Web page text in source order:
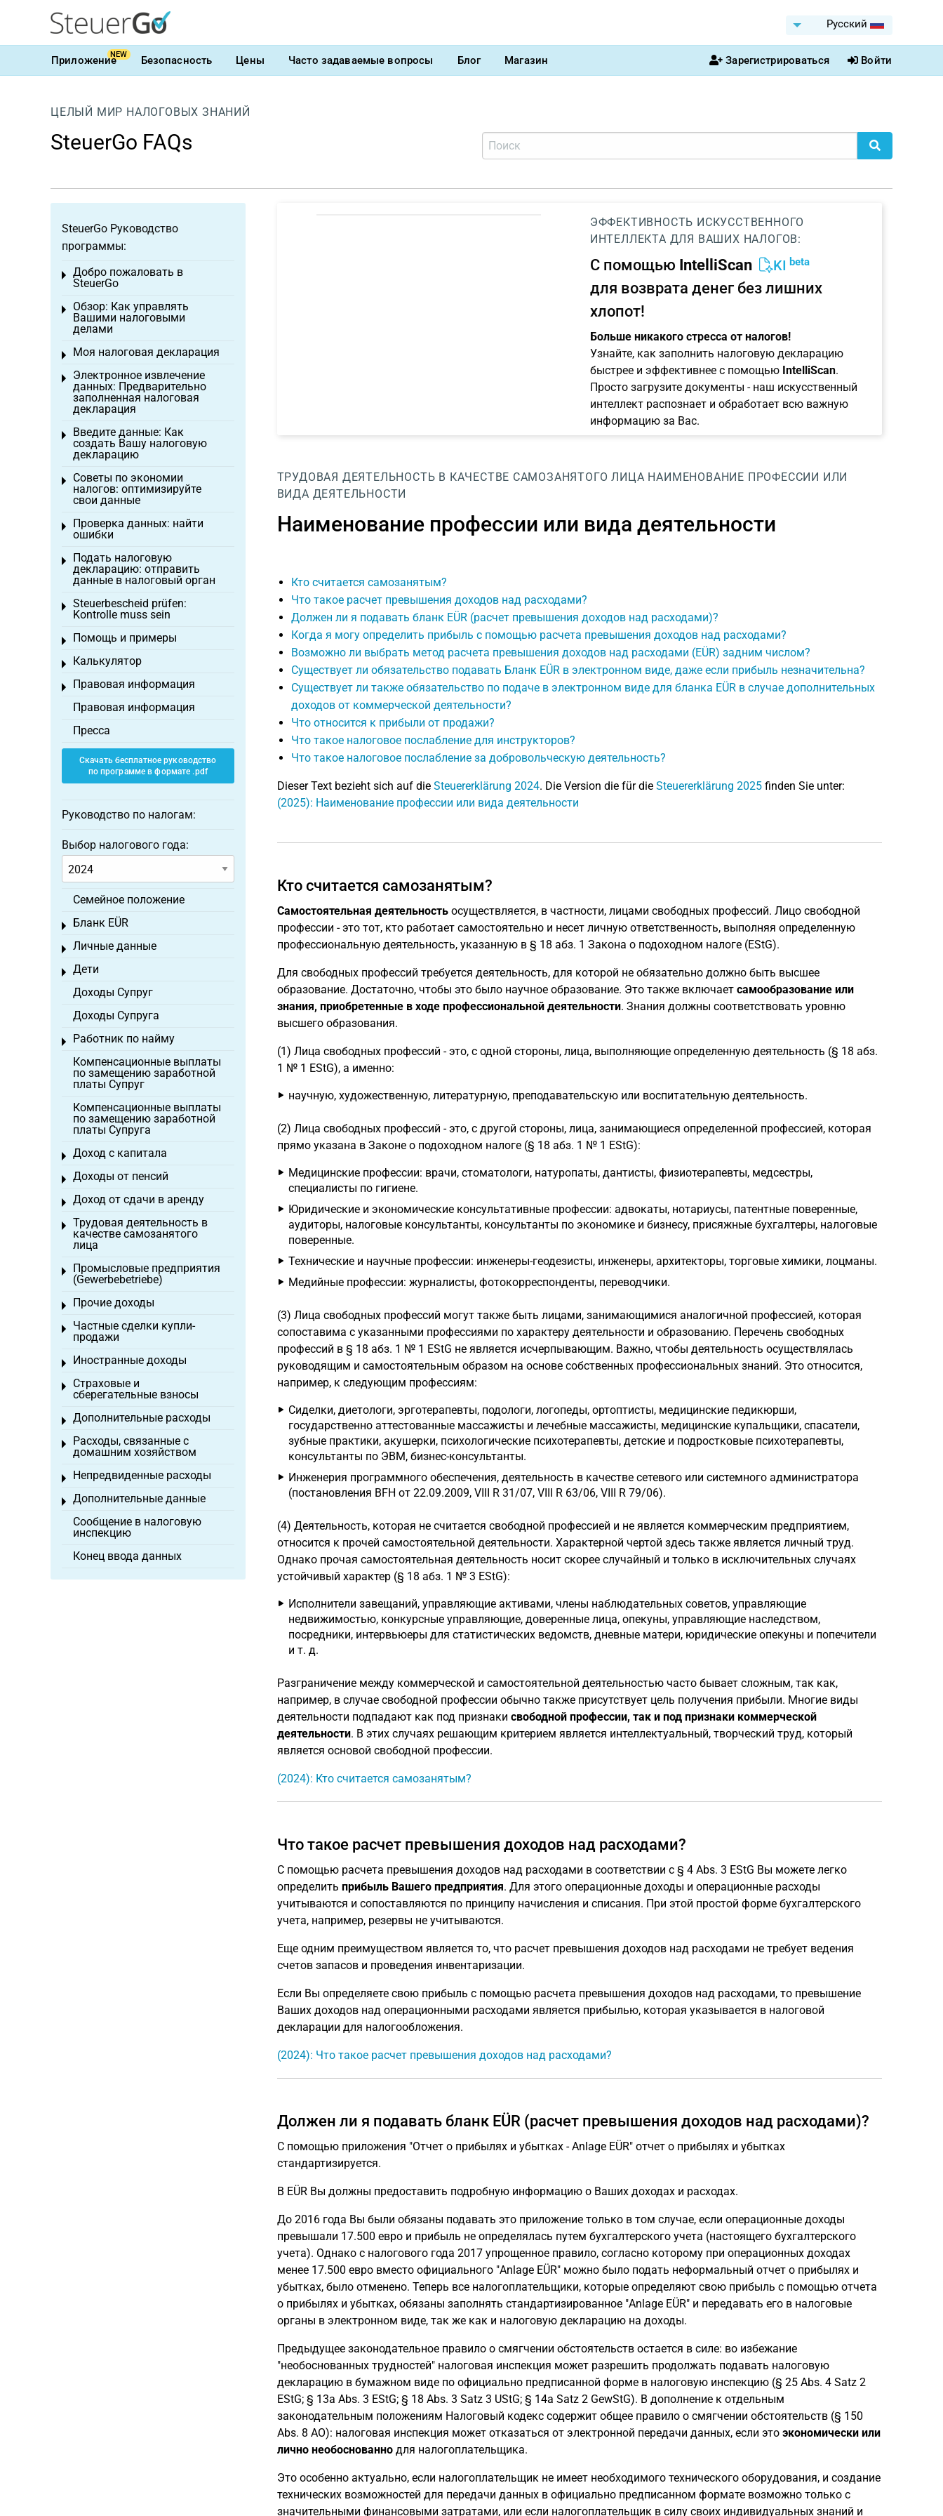
Pусский
ПриложениеNEW Безопасность Цены Часто задаваемые вопросы Блог Магазин Зарегистрироваться Войти
ЦЕЛЫЙ МИР НАЛОГОВЫХ ЗНАНИЙ
SteuerGo FAQs
ЭФФЕКТИВНОСТЬ ИСКУССТВЕННОГО
ИНТЕЛЛЕКТА ДЛЯ ВАШИХ НАЛОГОВ:
С помощью IntelliScan KI beta
для возврата денег без лишних
хлопот!
Больше никакого стресса от налогов!
Узнайте, как заполнить налоговую декларацию
быстрее и эффективнее с помощью IntelliScan.
Просто загрузите документы - наш искусственный
интеллект распознает и обработает всю важную
информацию за Вас.
ТРУДОВАЯ ДЕЯТЕЛЬНОСТЬ В КАЧЕСТВЕ САМОЗАНЯТОГО ЛИЦА НАИМЕНОВАНИЕ ПРОФЕССИИ ИЛИ
ВИДА ДЕЯТЕЛЬНОСТИ
Наименование профессии или вида деятельности
Кто считается самозанятым?
Что такое расчет превышения доходов над расходами?
Должен ли я подавать бланк EÜR (расчет превышения доходов над расходами)?
Когда я могу определить прибыль с помощью расчета превышения доходов над расходами?
Возможно ли выбрать метод расчета превышения доходов над расходами (EÜR) задним числом?
Существует ли обязательство подавать Бланк EÜR в электронном виде, даже если прибыль незначительна?
Существует ли также обязательство по подаче в электронном виде для бланка EÜR в случае дополнительных
доходов от коммерческой деятельности?
Что относится к прибыли от продажи?
Что такое налоговое послабление для инструкторов?
Что такое налоговое послабление за добровольческую деятельность?
Dieser Text bezieht sich auf die Steuererklärung 2024. Die Version die für die Steuererklärung 2025finden Sie unter:
(2025): Наименование профессии или вида деятельности
Кто считается самозанятым?
Самостоятельная деятельностьосуществляется, в частности, лицами свободных профессий. Лицо свободной
профессии - это тот, кто работает самостоятельно и несет личную ответственность, выполняя определенную
профессиональную деятельность, указанную в § 18 абз. 1 Закона о подоходном налоге (EStG).
Для свободных профессий требуется деятельность, для которой не обязательно должно быть высшее
образование. Достаточно, чтобы это было научное образование. Это также включает самообразование или
знания, приобретенные в ходе профессиональной деятельности. Знания должны соответствовать уровню
высшего образования.
(1) Лица свободных профессий - это, с одной стороны, лица, выполняющие определенную деятельность (§ 18 абз.
1 № 1 EStG), а именно:
научную, художественную, литературную, преподавательскую или воспитательную деятельность.
(2) Лица свободных профессий - это, с другой стороны, лица, занимающиеся определенной профессией, которая
прямо указана в Законе о подоходном налоге (§ 18 абз. 1 № 1 EStG):
Медицинские профессии: врачи, стоматологи, натуропаты, дантисты, физиотерапевты, медсестры,
специалисты по гигиене.
Юридические и экономические консультативные профессии: адвокаты, нотариусы, патентные поверенные,
аудиторы, налоговые консультанты, консультанты по экономике и бизнесу, присяжные бухгалтеры, налоговые
поверенные.
Технические и научные профессии: инженеры-геодезисты, инженеры, архитекторы, торговые химики, лоцманы.
Медийные профессии: журналисты, фотокорреспонденты, переводчики.
(3) Лица свободных профессий могут также быть лицами, занимающимися аналогичной профессией, которая
сопоставима с указанными профессиями по характеру деятельности и образованию. Перечень свободных
профессий в § 18 абз. 1 № 1 EStG не является исчерпывающим. Важно, чтобы деятельность осуществлялась
руководящим и самостоятельным образом на основе собственных профессиональных знаний. Это относится,
например, к следующим профессиям:
Сиделки, диетологи, эрготерапевты, подологи, логопеды, ортоптисты, медицинские педикюрши,
государственно аттестованные массажисты и лечебные массажисты, медицинские купальщики, спасатели,
зубные практики, акушерки, психологические психотерапевты, детские и подростковые психотерапевты,
консультанты по ЭВМ, бизнес-консультанты.
Инженерия программного обеспечения, деятельность в качестве сетевого или системного администратора
(постановления BFH от 22.09.2009, VIII R 31/07, VIII R 63/06, VIII R 79/06).
(4) Деятельность, которая не считается свободной профессией и не является коммерческим предприятием,
относится к прочей самостоятельной деятельности. Характерной чертой здесь также является личный труд.
Однако прочая самостоятельная деятельность носит скорее случайный и только в исключительных случаях
устойчивый характер (§ 18 абз. 1 № 3 EStG):
Исполнители завещаний, управляющие активами, члены наблюдательных советов, управляющие
недвижимостью, конкурсные управляющие, доверенные лица, опекуны, управляющие наследством,
посредники, интервьюеры для статистических ведомств, дневные матери, юридические опекуны и попечители
и т. д.
Разграничение между коммерческой и самостоятельной деятельностью часто бывает сложным, так как,
например, в случае свободной профессии обычно также присутствует цель получения прибыли. Многие виды
деятельности подпадают как под признаки свободной профессии, так и под признаки коммерческой
деятельности. В этих случаях решающим критерием является интеллектуальный, творческий труд, который
является основой свободной профессии.
(2024): Кто считается самозанятым?
Что такое расчет превышения доходов над расходами?
С помощью расчета превышения доходов над расходами в соответствии с § 4 Abs. 3 EStG Вы можете легко
определить прибыль Вашего предприятия. Для этого операционные доходы и операционные расходы
учитываются и сопоставляются по принципу начисления и списания. При этой простой форме бухгалтерского
учета, например, резервы не учитываются.
Еще одним преимуществом является то, что расчет превышения доходов над расходами не требует ведения
счетов запасов и проведения инвентаризации.
Если Вы определяете свою прибыль с помощью расчета превышения доходов над расходами, то превышение
Ваших доходов над операционными расходами является прибылью, которая указывается в налоговой
декларации для налогообложения.
(2024): Что такое расчет превышения доходов над расходами?
Должен ли я подавать бланк EÜR (расчет превышения доходов над расходами)?
С помощью приложения "Отчет о прибылях и убытках - Anlage EÜR" отчет о прибылях и убытках
стандартизируется.
В EÜR Вы должны предоставить подробную информацию о Ваших доходах и расходах.
До 2016 года Вы были обязаны подавать это приложение только в том случае, если операционные доходы
превышали 17.500 евро и прибыль не определялась путем бухгалтерского учета (настоящего бухгалтерского
учета). Однако с налогового года 2017 упрощенное правило, согласно которому при операционных доходах
менее 17.500 евро вместо официального "Anlage EÜR" можно было подать неформальный отчет о прибылях и
убытках, было отменено. Теперь все налогоплательщики, которые определяют свою прибыль с помощью отчета
о прибылях и убытках, обязаны заполнять стандартизированное "Anlage EÜR" и передавать его в налоговые
органы в электронном виде, так же как и налоговую декларацию на доходы.
Предыдущее законодательное правило о смягчении обстоятельств остается в силе: во избежание
"необоснованных трудностей" налоговая инспекция может разрешить продолжать подавать налоговую
декларацию в бумажном виде по официально предписанной форме в налоговую инспекцию (§ 25 Abs. 4 Satz 2
EStG; § 13a Abs. 3 EStG; § 18 Abs. 3 Satz 3 UStG; § 14a Satz 2 GewStG). В дополнение к отдельным
законодательным положениям Налоговый кодекс содержит общее правило о смягчении обстоятельств (§ 150
Abs. 8 AO): налоговая инспекция может отказаться от электронной передачи данных, если это экономически или
лично необоснованнодля налогоплательщика.
Это особенно актуально, если налогоплательщик не имеет необходимого технического оборудования, и создание
технических возможностей для передачи данных в официально предписанном формате возможно только с
значительными финансовыми затратами, или если налогоплательщик в силу своих индивидуальных знаний и
SteuerGo Руководство
программы:
Добро пожаловать в
SteuerGo
Toggle menu
Обзор: Как управлять
Вашими налоговыми
делами
Toggle menu
Моя налоговая декларация
Toggle menu
Электронное извлечение
данных: Предварительно
заполненная налоговая
декларация
Toggle menu
Введите данные: Как
создать Вашу налоговую
декларацию
Toggle menu
Советы по экономии
налогов: оптимизируйте
свои данные
Toggle menu
Проверка данных: найти
ошибки
Toggle menu
Подать налоговую
декларацию: отправить
данные в налоговый орган
Toggle menu
Steuerbescheid prüfen:
Kontrolle muss sein
Toggle menu
Помощь и примеры
Toggle menu
Калькулятор
Toggle menu
Правовая информация
Toggle menu
Правовая информация
Пресса
Скачать бесплатное руководство
по программе в формате .pdf
Руководство по налогам:
Выбор налогового года:
Семейное положение
Бланк EÜR
Toggle menu
Личные данные
Toggle menu
Дети
Toggle menu
Доходы Супруг
Доходы Супруга
Работник по найму
Toggle menu
Компенсационные выплаты
по замещению заработной
платы Супруг
Компенсационные выплаты
по замещению заработной
платы Супруга
Доход с капитала
Toggle menu
Доходы от пенсий
Toggle menu
Доход от сдачи в аренду
Toggle menu
Трудовая деятельность в
качестве самозанятого
лица
Toggle menu
Промысловые предприятия
(Gewerbebetriebe)
Toggle menu
Прочие доходы
Toggle menu
Частные сделки купли-
продажи
Toggle menu
Иностранные доходы
Toggle menu
Страховые и
сберегательные взносы
Toggle menu
Дополнительные расходы
Toggle menu
Расходы, связанные с
домашним хозяйством
Toggle menu
Непредвиденные расходы
Toggle menu
Дополнительные данные
Toggle menu
Сообщение в налоговую
инспекцию
Конец ввода данных